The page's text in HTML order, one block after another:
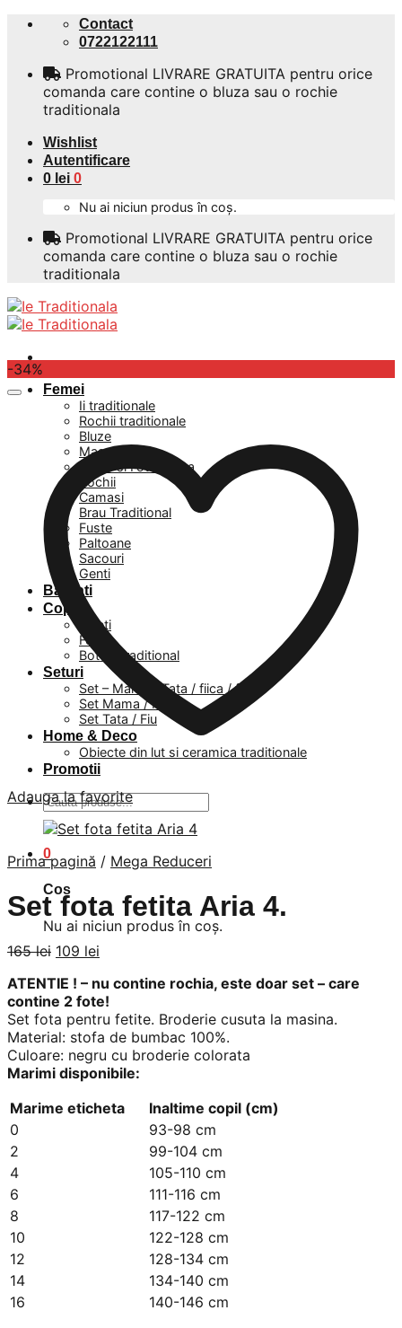
Skip
Contact
0722122111
Promotional LIVRARE GRATUITA pentru orice
comanda care contine o bluza sau o rochie
traditionala
Wishlist
Autentificare
0 lei 0
Nu ai niciun produs în coș.
Promotional LIVRARE GRATUITA pentru orice
comanda care contine o bluza sau o rochie
traditionala
Femei
Ii traditionale
Rochii traditionale
Bluze
Masuri mari
Veste si Fote Dama
Rochii
Camasi
Brau Traditional
Fuste
Paltoane
Sacouri
Genti
Barbati
Copii
Baieti
Fetite
Botez Traditional
Seturi
Set – Mama / Tata / fiica / fiu
Set Mama / Fiica
Set Tata / Fiu
Home & Deco
Obiecte din lut si ceramica traditionale
Promotii
Caută
după:
0
Coș
Nu ai niciun produs în coș.
-34%
Adauga la favorite
Prima pagină / Mega Reduceri
Set fota fetita Aria 4.
165lei Prețul
a
fost:
165 lei.
109 lei
este:
109 lei.
ATENTIE ! – nu contine rochia, este doar set – care
contine 2 fote!
Set fota pentru fetite. Broderie cusuta la masina.
Material: stofa de bumbac 100%.
Culoare: negru cu broderie colorata
Marimi disponibile:
Marime eticheta
Inaltime copil (cm)
0
93-98 cm
2
99-104 cm
4
105-110 cm
6
111-116 cm
8
117-122 cm
10
122-128 cm
12
128-134 cm
14
134-140 cm
16
140-146 cm